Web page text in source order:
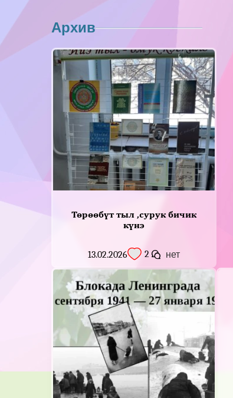
Архив
Төрөөбүт тыл ,сурук бичик
күнэ
13.02.2026 2 нет